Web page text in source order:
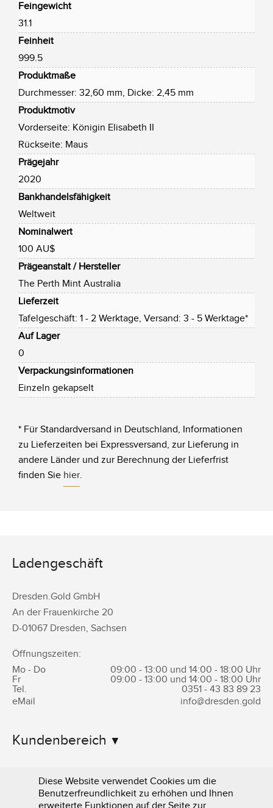
Feingewicht
31.1
Feinheit
999.5
Produktmaße
Durchmesser: 32,60 mm, Dicke: 2,45 mm
Produktmotiv
Vorderseite: Königin Elisabeth II
Rückseite: Maus
Prägejahr
2020
Bankhandelsfähigkeit
Weltweit
Nominalwert
100 AU$
Prägeanstalt / Hersteller
The Perth Mint Australia
Lieferzeit
Tafelgeschäft: 1 - 2 Werktage, Versand: 3 - 5 Werktage*
Auf Lager
0
Verpackungsinformationen
Einzeln gekapselt
* Für Standardversand in Deutschland, Informationen
zu Lieferzeiten bei Expressversand, zur Lieferung in
andere Länder und zur Berechnung der Lieferfrist
finden Sie hier.
Ladengeschäft
Dresden.Gold GmbH
An der Frauenkirche 20
D-01067 Dresden, Sachsen
Öffnungszeiten:
Mo - Do
09:00 - 13:00 und 14:00 - 18:00 Uhr
Fr
09:00 - 13:00 und 14:00 - 18:00 Uhr
Tel.
0351 - 43 83 89 23
eMail
info@dresden.gold
Kundenbereich
Informationen
Diese Website verwendet Cookies um die
Benutzerfreundlichkeit zu erhöhen und Ihnen